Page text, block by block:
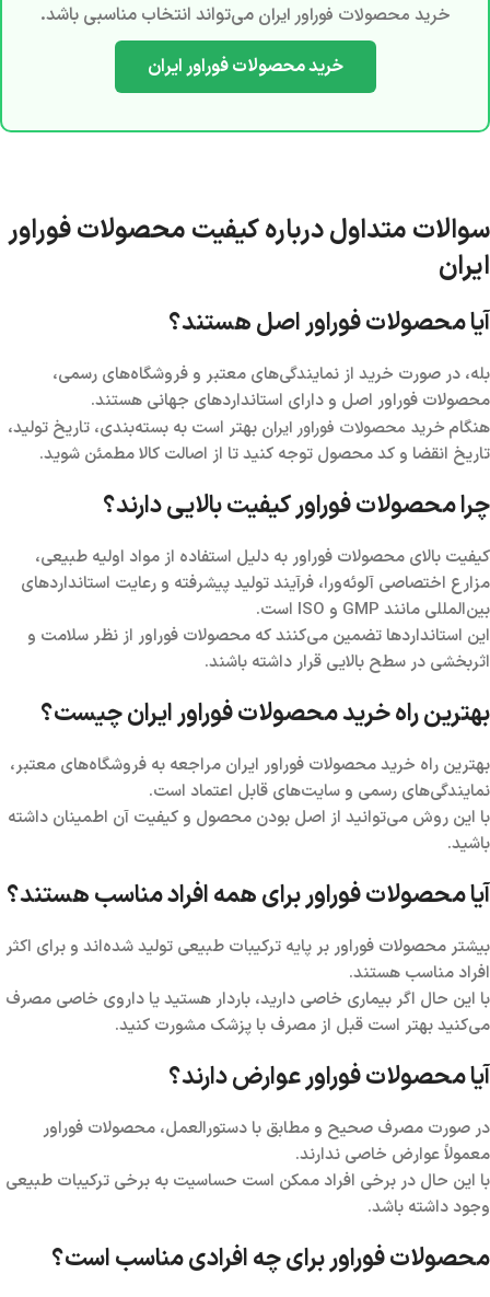
خرید محصولات فوراور ایران می‌تواند انتخاب مناسبی باشد.
خرید محصولات فوراور ایران
سوالات متداول درباره کیفیت محصولات فوراور
ایران
آیا محصولات فوراور اصل هستند؟
بله، در صورت خرید از نمایندگی‌های معتبر و فروشگاه‌های رسمی،
محصولات فوراور اصل و دارای استانداردهای جهانی هستند.
هنگامخرید محصولات فوراور ایران بهتر است به بسته‌بندی، تاریخ تولید،
تاریخ انقضا و کد محصول توجه کنید تا از اصالت کالا مطمئن شوید.
چرا محصولات فوراور کیفیت بالایی دارند؟
کیفیت بالای محصولات فوراور به دلیل استفاده از مواد اولیه طبیعی،
مزارع اختصاصی آلوئه‌ورا، فرآیند تولید پیشرفته و رعایت استانداردهای
بین‌المللی مانند GMP و ISO است.
این استانداردها تضمین می‌کنند که محصولات فوراور از نظر سلامت و
اثربخشی در سطح بالایی قرار داشته باشند.
بهترین راه خرید محصولات فوراور ایران چیست؟
بهترین راه خرید محصولات فوراور ایران مراجعه به فروشگاه‌های معتبر،
نمایندگی‌های رسمی و سایت‌های قابل اعتماد است.
با این روش می‌توانید از اصل بودن محصول و کیفیت آن اطمینان داشته
باشید.
آیا محصولات فوراور برای همه افراد مناسب هستند؟
بیشتر محصولات فوراور بر پایه ترکیبات طبیعی تولید شده‌اند و برای اکثر
افراد مناسب هستند.
با این حال اگر بیماری خاصی دارید، باردار هستید یا داروی خاصی مصرف
می‌کنید بهتر است قبل از مصرف با پزشک مشورت کنید.
آیا محصولات فوراور عوارض دارند؟
در صورت مصرف صحیح و مطابق با دستورالعمل، محصولات فوراور
معمولاً عوارض خاصی ندارند.
با این حال در برخی افراد ممکن است حساسیت به برخی ترکیبات طبیعی
وجود داشته باشد.
محصولات فوراور برای چه افرادی مناسب است؟